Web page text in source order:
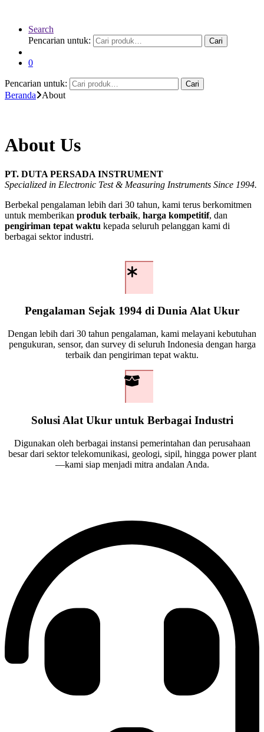
Search
Pencarian untuk:
Cari
0
Pencarian untuk: Cari
Beranda About
About Us​
PT. DUTA PERSADA INSTRUMENT
Specialized in Electronic Test & Measuring Instruments Since 1994.
Berbekal pengalaman lebih dari 30 tahun, kami terus berkomitmen
untuk memberikan produk terbaik, harga kompetitif, dan
pengiriman tepat waktu kepada seluruh pelanggan kami di
berbagai sektor industri.
Pengalaman Sejak 1994 di Dunia Alat Ukur
Dengan lebih dari 30 tahun pengalaman, kami melayani kebutuhan
pengukuran, sensor, dan survey di seluruh Indonesia dengan harga
terbaik dan pengiriman tepat waktu.
Solusi Alat Ukur untuk Berbagai Industri
Digunakan oleh berbagai instansi pemerintahan dan perusahaan
besar dari sektor telekomunikasi, geologi, sipil, hingga power plant
—kami siap menjadi mitra andalan Anda.